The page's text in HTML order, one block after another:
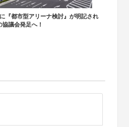
『都市型アリーナ検討』が明記され
議会発足へ！